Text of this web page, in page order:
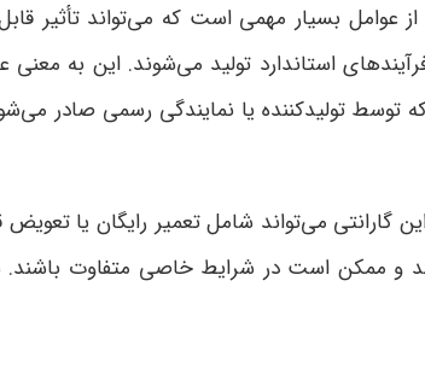
عوامل بسیار مهمی است که می‌تواند تأثیر
استاندارد تولید می‌شوند. این به معنی
تولیدکننده یا نمایندگی رسمی صادر
گارانتی می‌تواند شامل تعمیر رایگان یا
و ممکن است در شرایط خاصی متفاوت